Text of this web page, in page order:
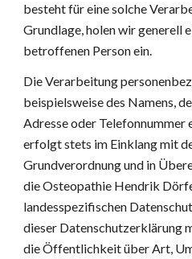
besteht für eine solche
Grundlage, holen wir generell
betroffenen Person ein.
Die Verarbeitung
beispielsweise des Namens,
Adresse oder Telefonnummer
erfolgt stets im Einklang mit
Grundverordnung und in
die Osteopathie Hendrik
landesspezifischen
dieser Datenschutzerklärung
die Öffentlichkeit über Art,